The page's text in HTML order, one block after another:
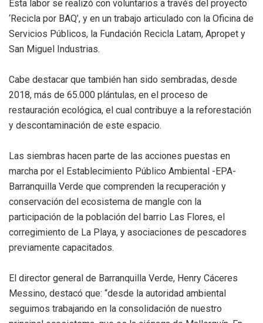
Esta labor se realizó con voluntarios a través del proyecto
‘Recicla por BAQ’, y en un trabajo articulado con la Oficina de
Servicios Públicos, la Fundación Recicla Latam, Apropet y
San Miguel Industrias.
Cabe destacar que también han sido sembradas, desde
2018, más de 65.000 plántulas, en el proceso de
restauración ecológica, el cual contribuye a la reforestación
y descontaminación de este espacio.
Las siembras hacen parte de las acciones puestas en
marcha por el Establecimiento Público Ambiental -EPA-
Barranquilla Verde que comprenden la recuperación y
conservación del ecosistema de mangle con la
participación de la población del barrio Las Flores, el
corregimiento de La Playa, y asociaciones de pescadores
previamente capacitados.
El director general de Barranquilla Verde, Henry Cáceres
Messino, destacó que: “desde la autoridad ambiental
seguimos trabajando en la consolidación de nuestro